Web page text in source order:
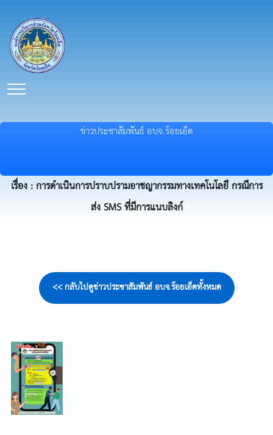
ข่าวประชาสัมพันธ์ อบจ.ร้อยเอ็ด
เรื่อง : การดำเนินการปราบปรามอาชญากรรมทางเทคโนโลยี กรณีการ
ส่ง SMS ที่มีการแนบลิงก์
<< กลับไปดูข่าวประชาสัมพันธ์ อบจ.ร้อยเอ็ดทั้งหมด